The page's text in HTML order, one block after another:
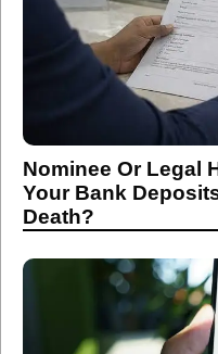
Nominee Or Legal
Your Bank
Death?